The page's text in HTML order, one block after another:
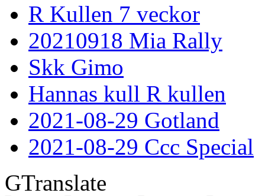
R Kullen 7 veckor
20210918 Mia Rally
Skk Gimo
Hannas kull R kullen
2021-08-29 Gotland
2021-08-29 Ccc Special
GTranslate